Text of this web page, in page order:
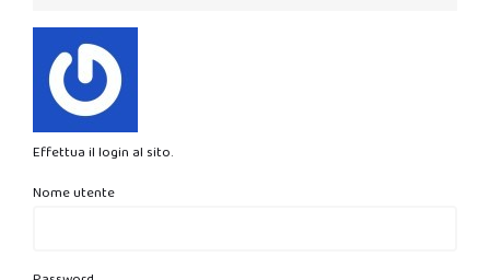
Effettua il login al sito.
Nome utente